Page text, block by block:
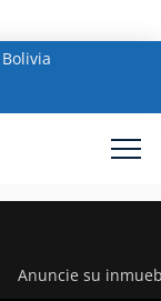
Bolivia
Anuncie su